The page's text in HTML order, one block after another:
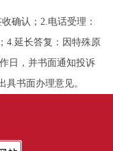
确认；2.电话受理：
4.延长答复：因特殊原
日，并书面通知投诉
具书面办理意见。